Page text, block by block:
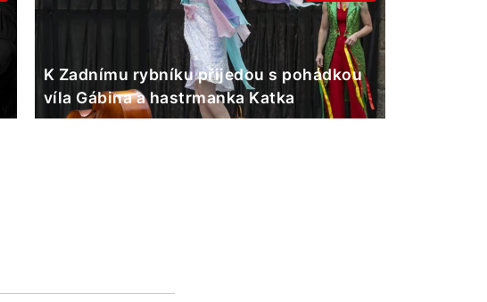
K Zadnímu rybníku přijedou s pohádkou
víla Gábina a hastrmanka Katka